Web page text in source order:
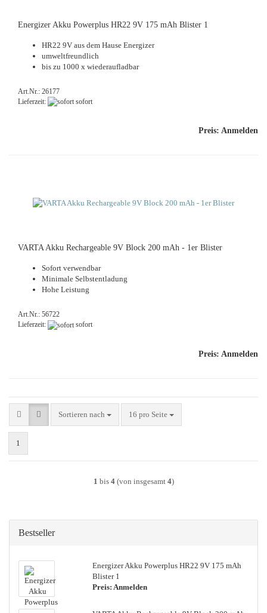
Energizer Akku Powerplus HR22 9V 175 mAh Blister 1
HR22 9V aus dem Hause Energizer
umweltfreundlich
bis zu 1000 x wiederaufladbar
Art.Nr.: 26177
Lieferzeit:
sofort
Preis: Anmelden
VARTA Akku Rechargeable 9V Block 200 mAh - 1er Blister
Sofort verwendbar
Minimale Selbstentladung
Hohe Leistung
Art.Nr.: 56722
Lieferzeit:
sofort
Preis: Anmelden
Sortieren nach
Sortieren nach 16 pro Seite
pro Seite
1
1 bis 4(von insgesamt 4)
Bestseller
Energizer Akku Powerplus HR22 9V 175 mAh
Blister 1
Preis: Anmelden